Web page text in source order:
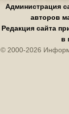
Администрация
авторов
Редакция сайта
в
© 2000-2026